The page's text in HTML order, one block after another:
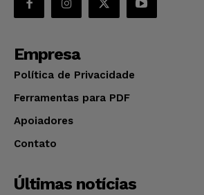
Empresa
Política de Privacidade
Ferramentas para PDF
Apoiadores
Contato
Últimas notícias